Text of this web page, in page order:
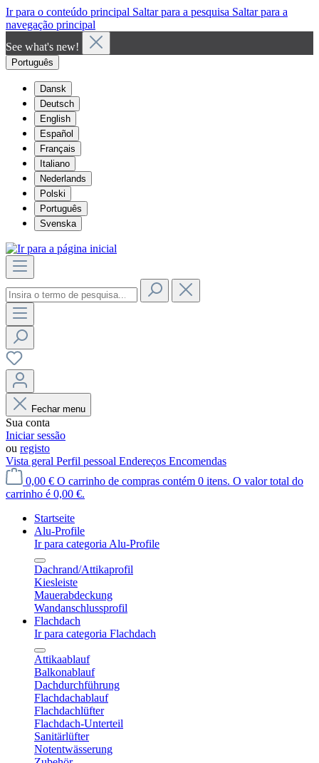
Ir para o conteúdo principal Saltar para a pesquisa Saltar para a
navegação principal
See what's new!
Português
Dansk
Deutsch
English
Español
Français
Italiano
Nederlands
Polski
Português
Svenska
Fechar menu
Sua conta
Iniciar sessão
ou registo
Vista geral Perfil pessoal Endereços Encomendas
0,00 € O carrinho de compras contém 0 itens. O valor total do
carrinho é 0,00 €.
Startseite
Alu-Profile
Ir para categoria Alu-Profile
Dachrand/Attikaprofil
Kiesleiste
Mauerabdeckung
Wandanschlussprofil
Flachdach
Ir para categoria Flachdach
Attikaablauf
Balkonablauf
Dachdurchführung
Flachdachablauf
Flachdachlüfter
Flachdach-Unterteil
Sanitärlüfter
Notentwässerung